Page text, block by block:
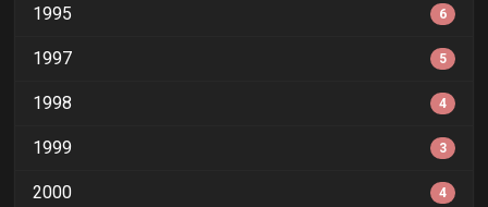
1995 6
1997 5
1998 4
1999 3
2000 4